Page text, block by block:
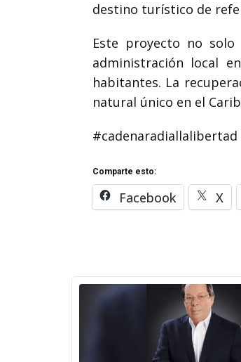
destino turístico de
Este proyecto no
administración local
habitantes. La
natural único en el
#cadenaradiallalibertad
Comparte esto:
Facebook X